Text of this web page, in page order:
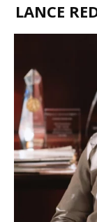
LANCE